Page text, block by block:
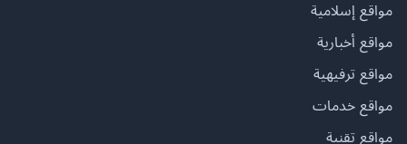
مواقع إسلامية
مواقع أخبارية
مواقع ترفيهية
مواقع خدمات
مواقع تقنية